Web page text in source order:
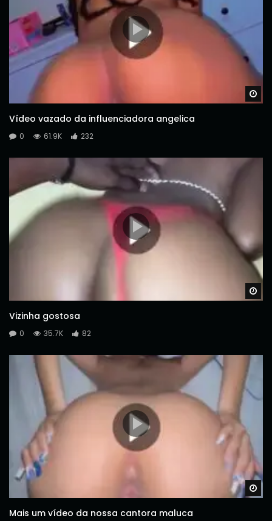
Vídeo vazado da influenciadora angelica
0 61.9K 232
Vizinha gostosa
0 35.7K 82
Mais um vídeo da nossa cantora maluca